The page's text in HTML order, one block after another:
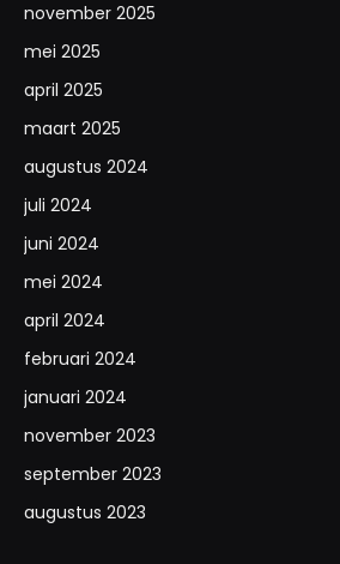
november 2025
mei 2025
april 2025
maart 2025
augustus 2024
juli 2024
juni 2024
mei 2024
april 2024
februari 2024
januari 2024
november 2023
september 2023
augustus 2023